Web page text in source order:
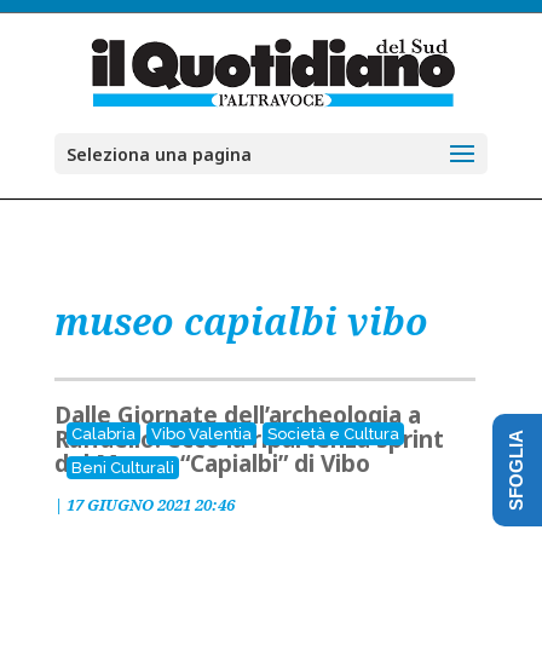
Seleziona una pagina
museo capialbi vibo
Calabria Vibo Valentia
Società e Cultura
Beni Culturali
Dalle Giornate dell’archeologia a
Raffaello: ecco la ripartenza sprint
del Museo “Capialbi” di Vibo
| 17 GIUGNO 2021 20:46 SFOGLIA